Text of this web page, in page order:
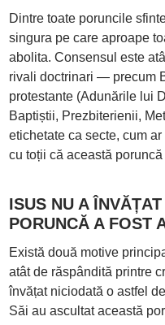
Dintre toate poruncile
singura pe care aproape
abolita. Consensul este
rivali doctrinari — precum
protestante (Adunările lui
Baptiștii, Prezbiterienii,
etichetate ca secte, cum
cu toții că această
ISUS NU A
PORUNCĂ A FOST
Există două motive
atât de răspândită printre
învățat niciodată o astfel
Săi au ascultat această